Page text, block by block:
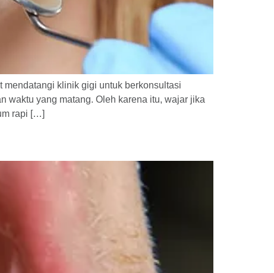
klinik gigi untuk berkonsultasi
waktu yang matang. Oleh karena itu, wajar jika
rapi […]